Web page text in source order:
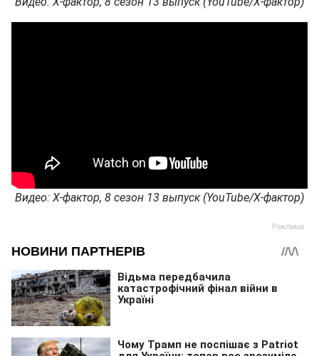
Видео: Х-фактор, 8 сезон 13 выпуск (YouTube/Х-фактор)